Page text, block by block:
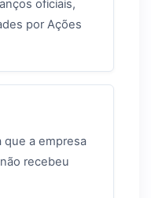
oficiais,
por Ações
que a empresa
recebeu